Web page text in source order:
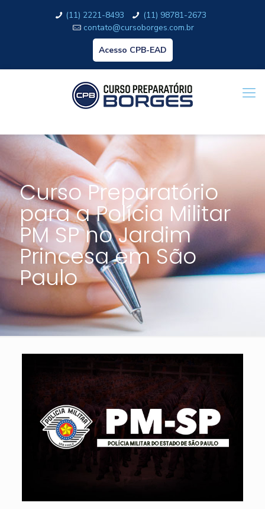
(11) 2221-8493
(11) 98781-2673
contato@cursoborges.com.br
Acesso CPB-EAD
Curso Preparatório
para a Polícia Militar
PM SP no Jardim
Princesa em São
Paulo